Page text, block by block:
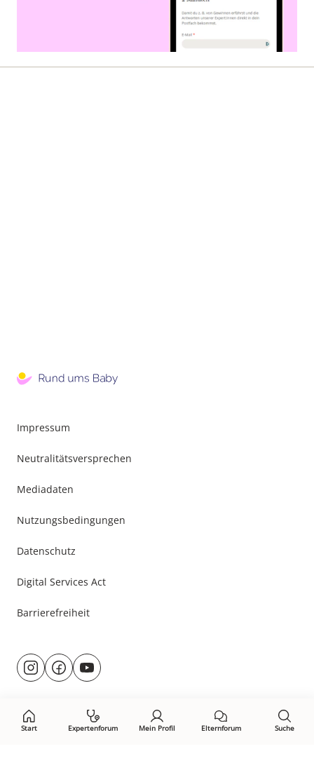
Start Expertenforum Mein Profil Elternforum Suche
Impressum
Neutralitätsversprechen
Mediadaten
Nutzungsbedingungen
Datenschutz
Digital Services Act
Barrierefreiheit
Besuche
uns@rund.ums.baby
facebook.com/rundumsbaby.de
youtube.com/@rundumsbaby_